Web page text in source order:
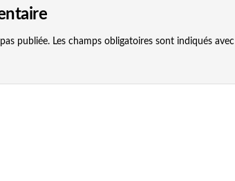
publiée. Les champs obligatoires sont indiqués avec